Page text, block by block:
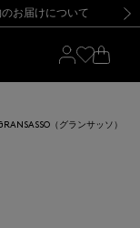
新規登録のお客様も対象！＜MY BARNEYS＞会員のお客様は11,000円（税込）以上のお買上げで常時送料無料！お買い物の際は会員登録を！
【夏季休業に伴う返品・交換承り一時停止のお知らせ】（2026.8.5）
お届けについて
注意事項 新規登録のお客様も対象！＜MY BARNEYS＞会員のお客様は11,000円（税込）以上のお買上げで常時送料無料！お買い物の際は会員登録を！
【夏季休業に伴う返品・交換承り一時停止のお知らせ】（2026.8.5）
（グランサッソ）